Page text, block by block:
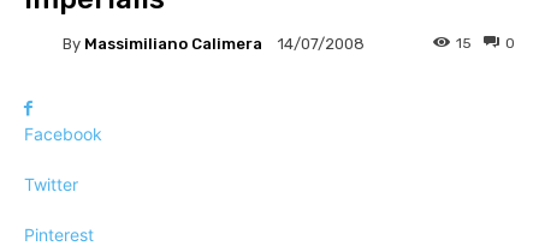
By Massimiliano Calimera 14/07/2008 0
15
Facebook
Twitter
Pinterest